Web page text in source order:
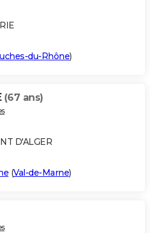
du-Rhône)
(67 ans)
D'ALGER
(Val-de-Marne)